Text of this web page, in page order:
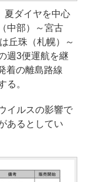
夏ダイヤを中心
中部）～宮古
丘珠（札幌）～
週3便運航を継
着の離島路線
る。
イルスの影響で
あるとしてい